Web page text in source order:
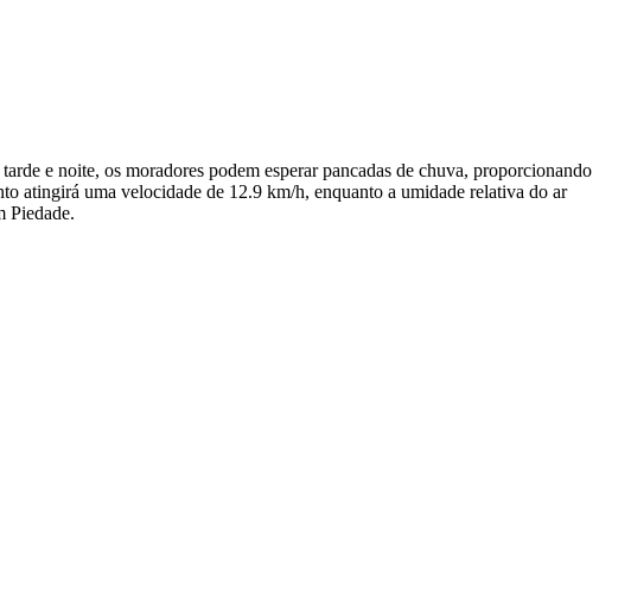
e noite, os moradores podem esperar pancadas de chuva, proporcionando
atingirá uma velocidade de 12.9 km/h, enquanto a umidade relativa do ar
Piedade.